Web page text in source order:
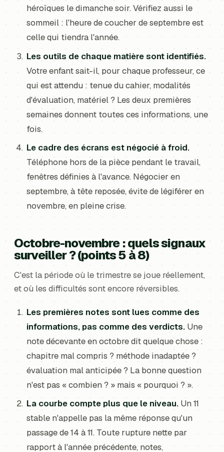
héroïques le dimanche soir. Vérifiez aussi le
sommeil : l'heure de coucher de septembre est
celle qui tiendra l'année.
Les outils de chaque matière sont identifiés.
Votre enfant sait-il, pour chaque professeur, ce
qui est attendu : tenue du cahier, modalités
d'évaluation, matériel ? Les deux premières
semaines donnent toutes ces informations, une
fois.
Le cadre des écrans est négocié à froid.
Téléphone hors de la pièce pendant le travail,
fenêtres définies à l'avance. Négocier en
septembre, à tête reposée, évite de légiférer en
novembre, en pleine crise.
Octobre-novembre : quels signaux
surveiller ? (points 5 à 8)
C'est la période où le trimestre se joue réellement,
et où les difficultés sont encore réversibles.
Les premières notes sont lues comme des
informations, pas comme des verdicts. Une
note décevante en octobre dit quelque chose :
chapitre mal compris ? méthode inadaptée ?
évaluation mal anticipée ? La bonne question
n'est pas « combien ? » mais « pourquoi ? ».
La courbe compte plus que le niveau. Un 11
stable n'appelle pas la même réponse qu'un
passage de 14 à 11. Toute rupture nette par
rapport à l'année précédente, notes,